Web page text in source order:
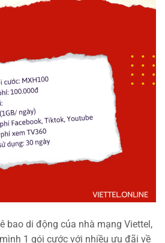
bao di động của nhà mạng Viettel,
1 gói cước với nhiều ưu đãi về